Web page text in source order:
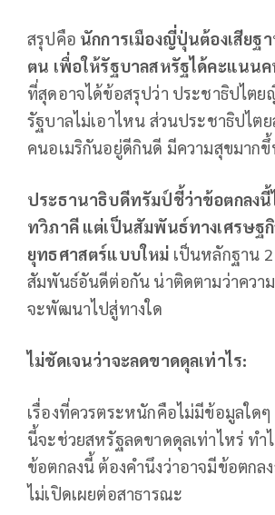
สรุปคือ นักการเมืองญี่ปุ่นต้องเสียฐ
ตน เพื่อให้รัฐบาลสหรัฐได้คะแนน
ที่สุดอาจได้ข้อสรุปว่า ประชาธิปไต
รัฐบาลไม่เอาไหน ส่วนประชาธิปไต
คนอเมริกันอยู่ดีกินดี มีความสุขมาก
ประธานาธิบดีทรัมป์ชี้ว่าข้อตกลงนี้
ทวิภาคี แต่เป็นสัมพันธ์ทางเศรษฐกิ
ยุทธศาสตร์แบบใหม่ เป็นหลักฐาน
สัมพันธ์อันดีต่อกัน น่าติดตามว่าควา
จะพัฒนาไปสู่ทางใด
ไม่ชัดเจนว่าจะลดขาดดุลเท่าไร:
เรื่องที่ควรตระหนักคือไม่มีข้อมูลใด
นี้จะช่วยสหรัฐลดขาดดุลเท่าไหร่ ทำ
ข้อตกลงนี้ ต้องคำนึงว่าอาจมีข้อตกล
ไม่เปิดเผยต่อสาธารณะ